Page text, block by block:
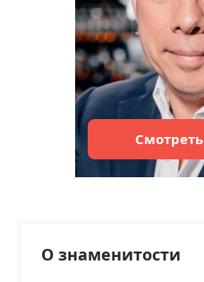
Смотреть
О знаменитости